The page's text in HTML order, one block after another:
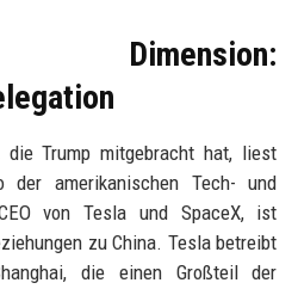
Dimension:
die Trump mitgebracht hat, liest
amerikanischen Tech- und
von Tesla und SpaceX, ist
zu China. Tesla betreibt
die einen Großteil der